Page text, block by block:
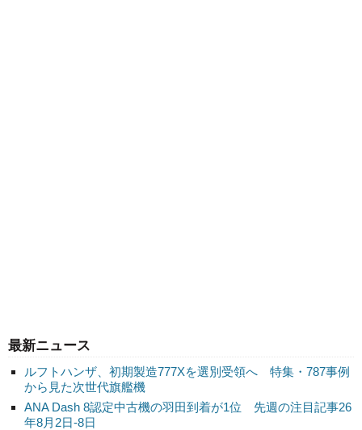
最新ニュース
ルフトハンザ、初期製造777Xを選別受領へ 特集・787事例
から見た次世代旗艦機
ANA Dash 8認定中古機の羽田到着が1位 先週の注目記事26
年8月2日-8日